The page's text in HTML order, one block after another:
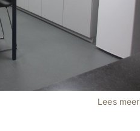
Lees